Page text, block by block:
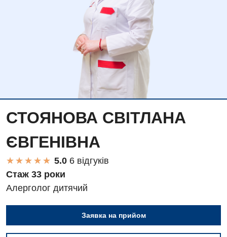
СТОЯНОВА СВІТЛАНА
ЄВГЕНІВНА
★
★
★
★
★
★ ★ ★ ★ ★
6 вiдгукiв
Стаж 33 роки
Алерголог дитячий
Заявка на прийом